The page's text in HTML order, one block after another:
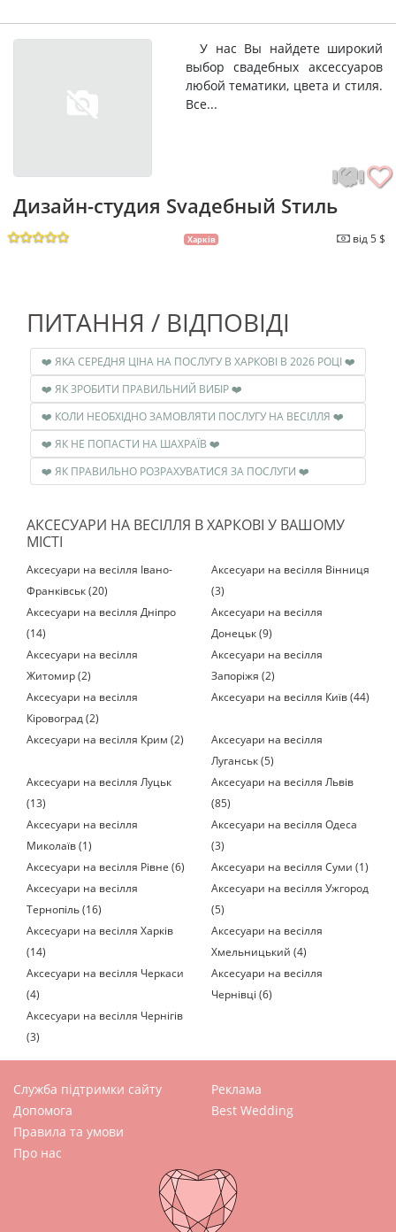
У нас Вы найдете широкий
выбор свадебных аксессуаров
любой тематики, цвета и стиля.
Все...
Дизайн-студия Svадебный Sтиль
Харків від 5 $
ПИТАННЯ / ВІДПОВІДІ
❤️ ЯКА СЕРЕДНЯ ЦІНА НА ПОСЛУГУ В ХАРКОВІ В 2026 РОЦІ ❤️
❤️ ЯК ЗРОБИТИ ПРАВИЛЬНИЙ ВИБІР ❤️
❤️ КОЛИ НЕОБХІДНО ЗАМОВЛЯТИ ПОСЛУГУ НА ВЕСІЛЛЯ ❤️
❤️ ЯК НЕ ПОПАСТИ НА ШАХРАЇВ ❤️
❤️ ЯК ПРАВИЛЬНО РОЗРАХУВАТИСЯ ЗА ПОСЛУГИ ❤️
АКСЕСУАРИ НА ВЕСІЛЛЯ В ХАРКОВІ У ВАШОМУ
МІСТІ
Аксесуари на весілля Івано-
Франківськ (20)
Аксесуари на весілля Вінниця
(3)
Аксесуари на весілля Дніпро
(14)
Аксесуари на весілля
Донецьк (9)
Аксесуари на весілля
Житомир (2)
Аксесуари на весілля
Запоріжя (2)
Аксесуари на весілля
Кіровоград (2)
Аксесуари на весілля Київ (44)
Аксесуари на весілля Крим (2)
Аксесуари на весілля
Луганськ (5)
Аксесуари на весілля Луцьк
(13)
Аксесуари на весілля Львів
(85)
Аксесуари на весілля
Миколаїв (1)
Аксесуари на весілля Одеса
(3)
Аксесуари на весілля Рівне (6)
Аксесуари на весілля Суми (1)
Аксесуари на весілля
Тернопіль (16)
Аксесуари на весілля Ужгород
(5)
Аксесуари на весілля Харків
(14)
Аксесуари на весілля
Хмельницький (4)
Аксесуари на весілля Черкаси
(4)
Аксесуари на весілля
Чернівці (6)
Аксесуари на весілля Чернігів
(3)
Служба підтримки сайту
Допомога
Правила та умови
Про нас
Реклама
Best Wedding